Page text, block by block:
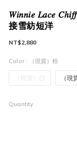
𝑊𝑖𝑛𝑛𝑖𝑒 𝐿𝑎𝑐𝑒
接雪紡短洋
NT$2,880
Color : （現貨）粉
（現貨）白 （現
Quantity